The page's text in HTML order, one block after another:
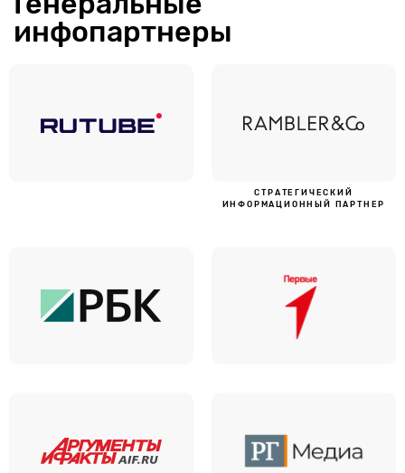
инфопартнеры
CТРАТЕГИЧЕСКИЙ
ИНФОРМАЦИОННЫЙ ПАРТНЕР